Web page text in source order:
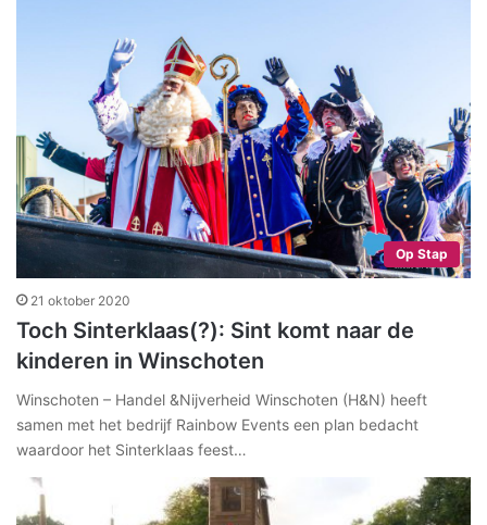
Op Stap
21 oktober 2020
Toch Sinterklaas(?): Sint komt naar de
kinderen in Winschoten
Winschoten – Handel &Nijverheid Winschoten (H&N) heeft
samen met het bedrijf Rainbow Events een plan bedacht
waardoor het Sinterklaas feest…